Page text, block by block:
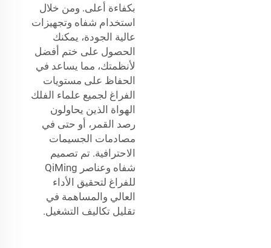
بكفاءة أعلى. ومن خلال
استخدام شفاه وتجهيزات
عالية الجودة، يمكنك
الحصول على ختم أفضل
لأنظمتك، مما يساعد في
الحفاظ على مستويات
الفراغ لجميع علماء الفلك
الهواة الذين يحاولون
رصد القمر، أو حتى في
مصادمات الجسيمات
الاحترافية. تم تصميم
شفاه وعناصر QiMing
للفراغ لتحقيق الأداء
العالي والمساهمة في
تقليل تكاليف التشغيل.